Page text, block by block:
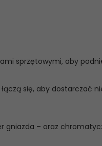
sprzętowymi, aby
się, aby dostarczać
gniazda – oraz